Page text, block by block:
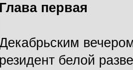
Глава первая
резидент белой